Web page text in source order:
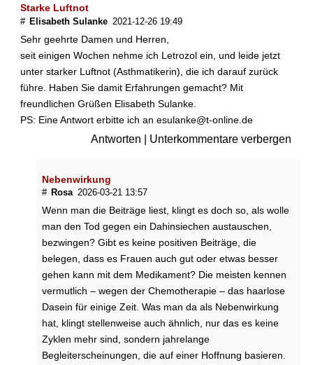
Starke Luftnot
# Elisabeth Sulanke 2021-12-26 19:49
Sehr geehrte Damen und Herren,
seit einigen Wochen nehme ich Letrozol ein, und leide jetzt
unter starker Luftnot (Asthmatikerin), die ich darauf zurück
führe. Haben Sie damit Erfahrungen gemacht? Mit
freundlichen Grüßen Elisabeth Sulanke.
PS: Eine Antwort erbitte ich an esulanke@t-online.de
Antworten Unterkommentare verbergen
Nebenwirkung
# Rosa 2026-03-21 13:57
Wenn man die Beiträge liest, klingt es doch so, als wolle
man den Tod gegen ein Dahinsiechen austauschen,
bezwingen? Gibt es keine positiven Beiträge, die
belegen, dass es Frauen auch gut oder etwas besser
gehen kann mit dem Medikament? Die meisten kennen
vermutlich – wegen der Chemotherapie – das haarlose
Dasein für einige Zeit. Was man da als Nebenwirkung
hat, klingt stellenweise auch ähnlich, nur das es keine
Zyklen mehr sind, sondern jahrelange
Begleiterscheinungen, die auf einer Hoffnung basieren.